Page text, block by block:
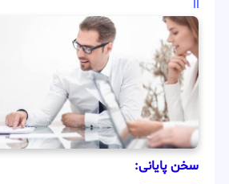
سخن پایانی: